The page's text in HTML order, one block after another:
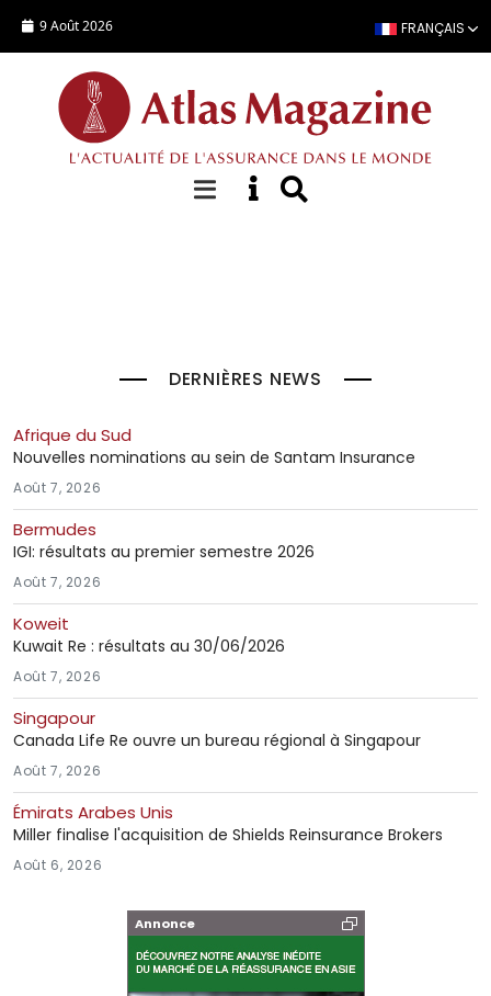
9 Août 2026 FRANÇAIS
À la Une
DERNIÈRES NEWS
Afrique du Sud
Nouvelles nominations au sein de Santam Insurance
Août 7, 2026
Bermudes
IGI: résultats au premier semestre 2026
Août 7, 2026
Koweit
Kuwait Re : résultats au 30/06/2026
Août 7, 2026
Singapour
Canada Life Re ouvre un bureau régional à Singapour
Août 7, 2026
Émirats Arabes Unis
Miller finalise l'acquisition de Shields Reinsurance Brokers
Août 6, 2026
Annonce